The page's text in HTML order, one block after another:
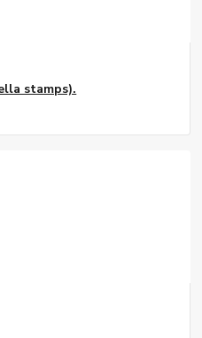
stamps).